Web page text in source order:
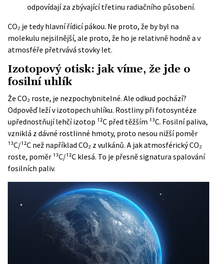
odpovídají za zbývající třetinu radiačního působení.
CO₂ je tedy hlavní řídicí pákou. Ne proto, že by byl na
molekulu nejsilnější, ale proto, že ho je relativně hodně a v
atmosféře přetrvává stovky let.
Izotopový otisk: jak víme, že jde o
fosilní uhlík
Že CO₂ roste, je nezpochybnitelné. Ale odkud pochází?
Odpověď leží v izotopech uhlíku. Rostliny při fotosyntéze
upřednostňují lehčí izotop ¹²C před těžším ¹³C. Fosilní paliva,
vzniklá z dávné rostlinné hmoty, proto nesou nižší poměr
¹³C/¹²C než například CO₂ z vulkánů. A jak atmosférický CO₂
roste, poměr ¹³C/¹²C klesá. To je přesně signatura spalování
fosilních paliv.